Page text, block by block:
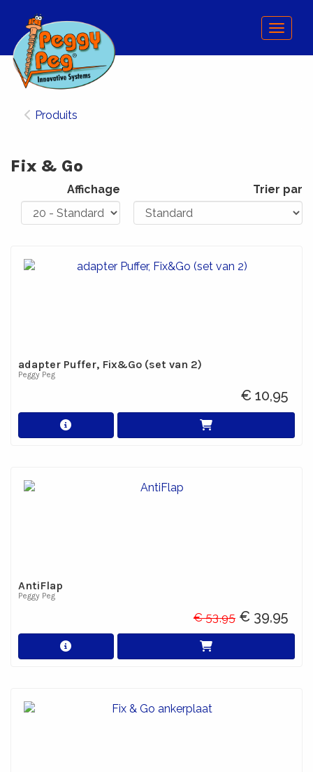
Menu
Produits
Fix & Go
Affichage Trier par
adapter Puffer, Fix&Go (set van 2)
Peggy Peg
€ 10,95
AntiFlap
Peggy Peg
€ 53,95 € 39,95